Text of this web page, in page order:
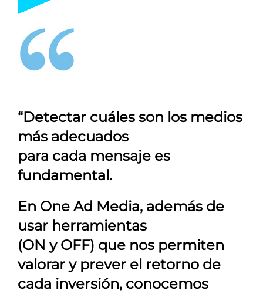
“Detectar cuáles son los medios
más adecuados
para cada mensaje es
fundamental.
En One Ad Media, además de
usar herramientas
(ON y OFF) que nos permiten
valorar y prever el retorno de
cada inversión, conocemos